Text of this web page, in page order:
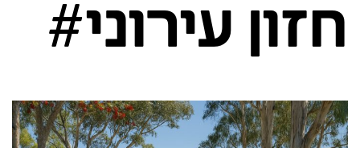
חזון עירוני#